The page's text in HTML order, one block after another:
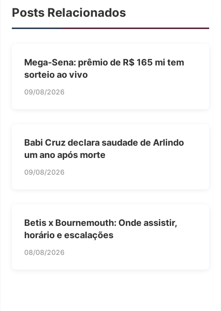
Posts Relacionados
Mega-Sena: prêmio de R$ 165 mi tem
sorteio ao vivo
09/08/2026
Babi Cruz declara saudade de Arlindo
um ano após morte
09/08/2026
Betis x Bournemouth: Onde assistir,
horário e escalações
08/08/2026